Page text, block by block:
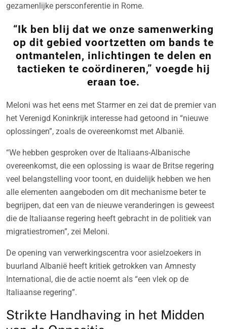
gezamenlijke persconferentie in Rome.
“Ik ben blij dat we onze samenwerking
op dit gebied voortzetten om bands te
ontmantelen, inlichtingen te delen en
tactieken te coördineren,” voegde hij
eraan toe.
Meloni was het eens met Starmer en zei dat de premier van
het Verenigd Koninkrijk interesse had getoond in “nieuwe
oplossingen”, zoals de overeenkomst met Albanië.
“We hebben gesproken over de Italiaans-Albanische
overeenkomst, die een oplossing is waar de Britse regering
veel belangstelling voor toont, en duidelijk hebben we hen
alle elementen aangeboden om dit mechanisme beter te
begrijpen, dat een van de nieuwe veranderingen is geweest
die de Italiaanse regering heeft gebracht in de politiek van
migratiestromen”, zei Meloni.
De opening van verwerkingscentra voor asielzoekers in
buurland Albanië heeft kritiek getrokken van Amnesty
International, die de actie noemt als “een vlek op de
Italiaanse regering”.
Strikte Handhaving in het Midden